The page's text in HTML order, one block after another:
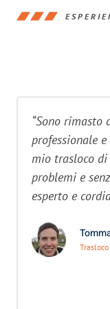
“Sono
professionale
mio trasloco
problemi e
esperto e